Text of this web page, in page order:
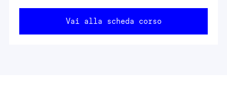
Vai alla scheda corso